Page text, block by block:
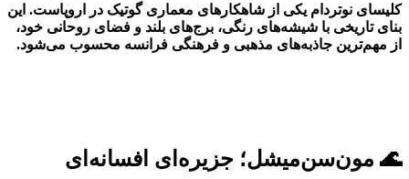
کلیسای نوتردام یکی از شاهکارهای معماری گوتیک در اروپاست. این
بنای تاریخی با شیشه‌های رنگی، برج‌های بلند و فضای روحانی خود،
از مهم‌ترین جاذبه‌های مذهبی و فرهنگی فرانسه محسوب می‌شود.
🌊 مون‌سن‌میشل؛ جزیره‌ای افسانه‌ای